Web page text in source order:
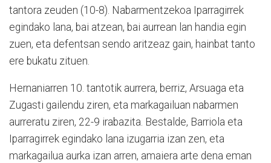
tantora zeuden (10-8). Nabarmentzekoa Iparragirrek
egindako lana, bai atzean, bai aurrean lan handia egin
zuen, eta defentsan sendo aritzeaz gain, hainbat tanto
ere bukatu zituen.
Hernaniarren 10. tantotik aurrera, berriz, Arsuaga eta
Zugasti gailendu ziren, eta markagailuan nabarmen
aurreratu ziren, 22-9 irabazita. Bestalde, Barriola eta
Iparragirrek egindako lana izugarria izan zen, eta
markagailua aurka izan arren, amaiera arte dena eman